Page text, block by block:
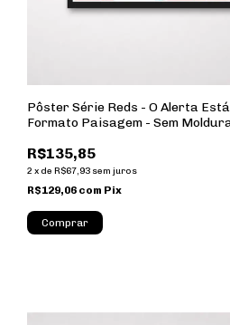
Pôster Série Reds - O Alerta
Formato Paisagem - Sem
R$135,85
2 x de R$67,93 sem juros
R$129,06 com Pix
Comprar